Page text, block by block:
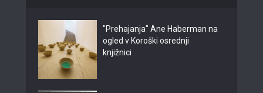
"Prehajanja" Ane Haberman na
ogled v Koroški osrednji
knjižnici